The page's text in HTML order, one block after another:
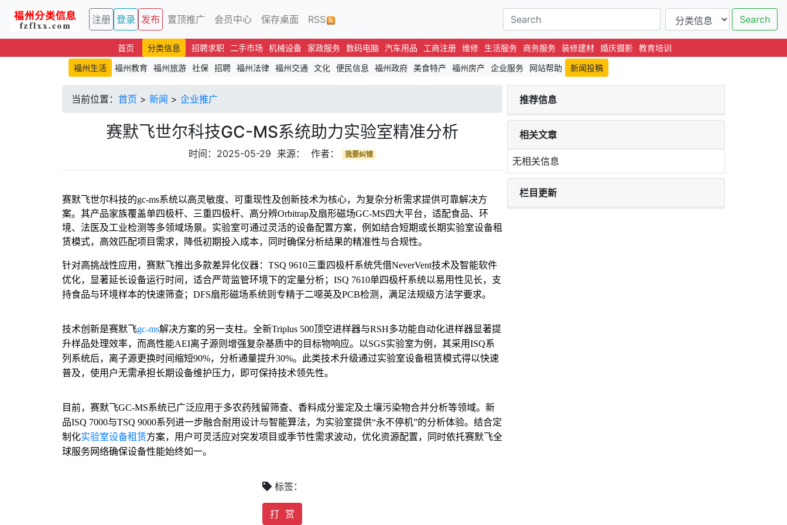
注册 登录 发布 置顶推广 会员中心 保存桌面 RSS Search
首页 分类信息 招聘求职 二手市场 机械设备 家政服务 数码电脑 汽车用品 工商注册 维修 生活服务 商务服务 装修建材 婚庆摄影 教育培训
福州生活
福州教育 福州旅游 社保 招聘 福州法律 福州交通 文化 便民信息 福州政府 美食特产 福州房产 企业服务 网站帮助 新闻投稿
当前位置： 首页 > 新闻 > 企业推广
赛默飞世尔科技GC-MS系统助力实验室精准分析
时间：2025-05-29 来源： 作者： 我要纠错
赛默飞世尔科技的gc-ms系统以高灵敏度、可重现性及创新技术为核心，为复杂分析需求提供可靠解决方
案。其产品家族覆盖单四极杆、三重四极杆、高分辨Orbitrap及扇形磁场GC-MS四大平台，适配食品、环
境、法医及工业检测等多领域场景。实验室可通过灵活的设备配置方案，例如结合短期或长期实验室设备租
赁模式，高效匹配项目需求，降低初期投入成本，同时确保分析结果的精准性与合规性。
针对高挑战性应用，赛默飞推出多款差异化仪器：TSQ 9610三重四极杆系统凭借NeverVent技术及智能软件
优化，显著延长设备运行时间，适合严苛监管环境下的定量分析；ISQ 7610单四极杆系统以易用性见长，支
持食品与环境样本的快速筛查；DFS扇形磁场系统则专精于二噁英及PCB检测，满足法规级方法学要求。
技术创新是赛默飞gc-ms解决方案的另一支柱。全新Triplus 500顶空进样器与RSH多功能自动化进样器显著提
升样品处理效率，而高性能AEI离子源则增强复杂基质中的目标物响应。以SGS实验室为例，其采用ISQ系
列系统后，离子源更换时间缩短90%，分析通量提升30%。此类技术升级通过实验室设备租赁模式得以快速
普及，使用户无需承担长期设备维护压力，即可保持技术领先性。
目前，赛默飞GC-MS系统已广泛应用于多农药残留筛查、香料成分鉴定及土壤污染物合并分析等领域。新
品ISQ 7000与TSQ 9000系列进一步融合耐用设计与智能算法，为实验室提供“永不停机”的分析体验。结合定
制化实验室设备租赁方案，用户可灵活应对突发项目或季节性需求波动，优化资源配置，同时依托赛默飞全
球服务网络确保设备性能始终如一。
标签：
打 赏
推荐信息
相关文章
无相关信息
栏目更新